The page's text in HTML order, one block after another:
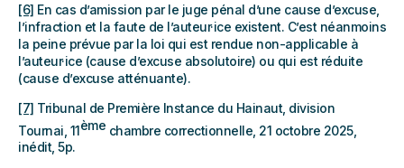
[6] En cas d’amission par le juge pénal d’une cause d’excuse,
l’infraction et la faute de l’auteur·ice existent. C’est néanmoins
la peine prévue par la loi qui est rendue non-applicable à
l’auteur·ice (cause d’excuse absolutoire) ou qui est réduite
(cause d’excuse atténuante).
[7] Tribunal de Première Instance du Hainaut, division
Tournai, 11ème chambre correctionnelle, 21 octobre 2025,
inédit, 5p.